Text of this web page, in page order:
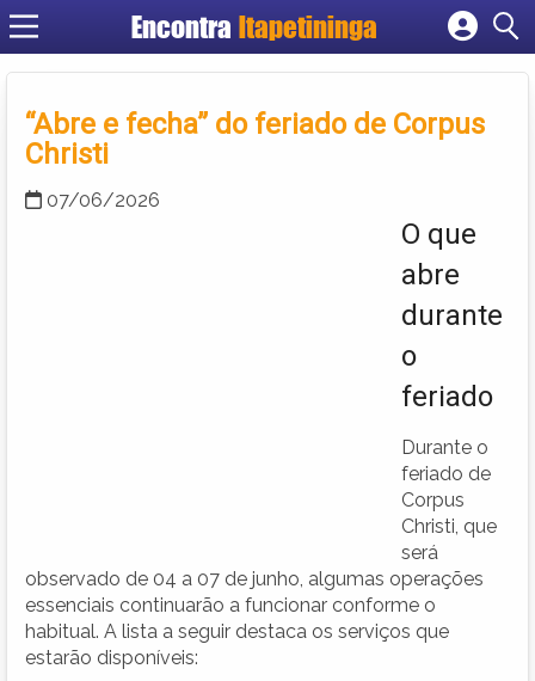
Encontra Itapetininga
Cadastrar empresa
Criar conta
“Abre e fecha” do feriado de Corpus
Christi
07/06/2026
O que
abre
durante
o
feriado
Durante o
feriado de
Corpus
Christi, que
será
observado de 04 a 07 de junho, algumas operações
essenciais continuarão a funcionar conforme o
habitual. A lista a seguir destaca os serviços que
estarão disponíveis: